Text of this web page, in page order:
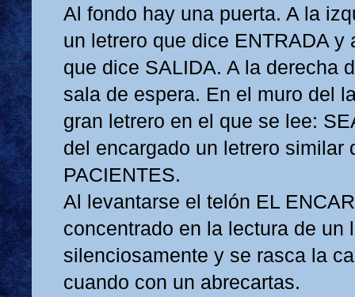
Al fondo hay una puerta. A la
un letrero que dice ENTRADA y
que dice SALIDA. A la derecha
sala de espera. En el muro del
gran letrero en el que se lee:
del encargado un letrero similar
PACIENTES.
Al levantarse el telón EL
concentrado en la lectura de un
silenciosamente y se rasca la
cuando con un abrecartas.